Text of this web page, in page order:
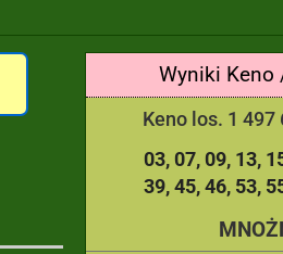
Wyniki Keno
Keno los. 1 497
03 07 09 13
39 45 46 53